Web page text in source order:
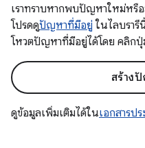
เราทราบหากพบปัญหาใหม่หรื
โปรดดูปัญหาที่มีอยู่ ในไลบรา
โหวตปัญหาที่มีอยู่ได้โดย คลิกปุ่
สร้าง
ดูข้อมูลเพิ่มเติมได้ในเอกสารป